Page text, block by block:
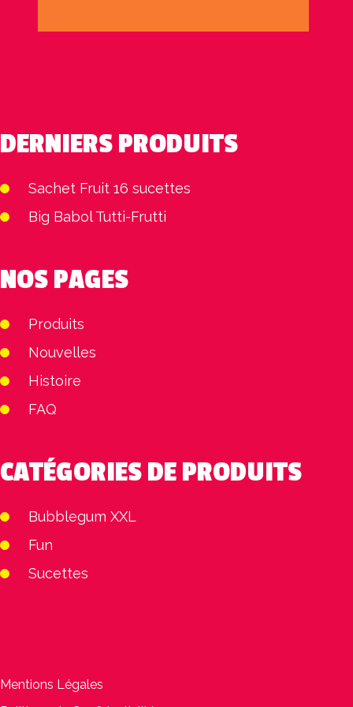
DERNIERS PRODUITS
Sachet Fruit 16 sucettes
Big Babol Tutti-Frutti
NOS PAGES
Produits
Nouvelles
Histoire
FAQ
CATÉGORIES DE PRODUITS
Bubblegum XXL
Fun
Sucettes
Mentions Légales